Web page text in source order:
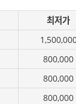
최저가
800,000
800,000
800,000